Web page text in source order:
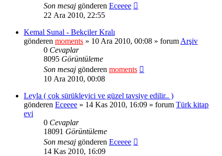
Son mesaj gönderen Eceeee
22 Ara 2010, 22:55
Kemal Sunal - Bekçiler Kralı
gönderen moments » 10 Ara 2010, 00:08 » forum Arşiv
0 Cevaplar
8095 Görüntüleme
Son mesaj gönderen moments
10 Ara 2010, 00:08
Leyla ( çok sürükleyici ve güzel tavsiye edilir.. )
gönderen Eceeee » 14 Kas 2010, 16:09 » forum Türk kitap
evi
0 Cevaplar
18091 Görüntüleme
Son mesaj gönderen Eceeee
14 Kas 2010, 16:09